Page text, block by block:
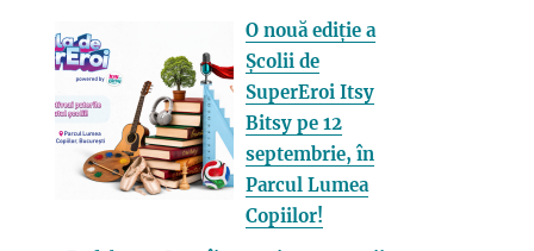
O nouă ediție a
Școlii de
SuperEroi Itsy
Bitsy pe 12
septembrie, în
Parcul Lumea
Copiilor!